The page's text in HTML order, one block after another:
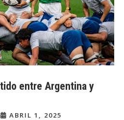
entre Argentina y
ABRIL 1, 2025